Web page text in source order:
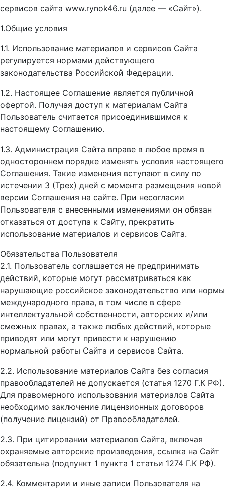
сервисов сайта www.rynok46.ru (далее — «Сайт»).
1.Общие условия
1.1. Использование материалов и сервисов Сайта
регулируется нормами действующего
законодательства Российской Федерации.
1.2. Настоящее Соглашение является публичной
офертой. Получая доступ к материалам Сайта
Пользователь считается присоединившимся к
настоящему Соглашению.
1.3. Администрация Сайта вправе в любое время в
одностороннем порядке изменять условия настоящего
Соглашения. Такие изменения вступают в силу по
истечении 3 (Трех) дней с момента размещения новой
версии Соглашения на сайте. При несогласии
Пользователя с внесенными изменениями он обязан
отказаться от доступа к Сайту, прекратить
использование материалов и сервисов Сайта.
Обязательства Пользователя
2.1. Пользователь соглашается не предпринимать
действий, которые могут рассматриваться как
нарушающие российское законодательство или нормы
международного права, в том числе в сфере
интеллектуальной собственности, авторских и/или
смежных правах, а также любых действий, которые
приводят или могут привести к нарушению
нормальной работы Сайта и сервисов Сайта.
2.2. Использование материалов Сайта без согласия
правообладателей не допускается (статья 1270 Г.К РФ).
Для правомерного использования материалов Сайта
необходимо заключение лицензионных договоров
(получение лицензий) от Правообладателей.
2.3. При цитировании материалов Сайта, включая
охраняемые авторские произведения, ссылка на Сайт
обязательна (подпункт 1 пункта 1 статьи 1274 Г.К РФ).
2.4. Комментарии и иные записи Пользователя на